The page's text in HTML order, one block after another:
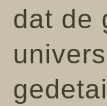
dat de